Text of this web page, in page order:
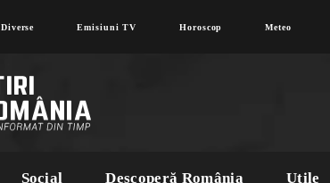
Diverse Emisiuni TV Horoscop Meteo
Social Descoperă România Utile